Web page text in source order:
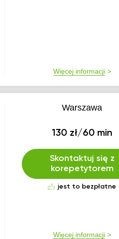
Więcej informacji
Warszawa
130 zł/60 min
Skontaktuj się z
korepetytorem
jest to bezpłatne
Więcej informacji